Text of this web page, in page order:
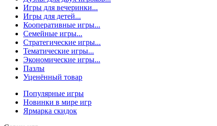
Игры для вечеринки...
Игры для детей...
Кооперативные игры...
Семейные игры...
Стратегические игры...
Тематические игры...
Экономические игры...
Пазлы
Уценённый товар
Популярные игры
Новинки в мире игр
Ярмарка скидок